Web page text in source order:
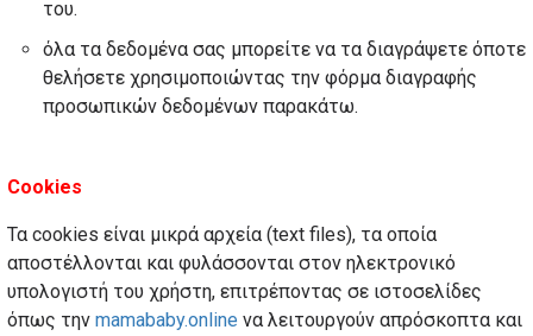
του.
όλα τα δεδομένα σας μπορείτε να τα διαγράψετε όποτε
θελήσετε χρησιμοποιώντας την φόρμα διαγραφής
προσωπικών δεδομένων παρακάτω.
Cookies
Τα cookies είναι μικρά αρχεία (text files), τα οποία
απoστέλλονται και φυλάσσονται στον ηλεκτρονικό
υπολογιστή του χρήστη, επιτρέποντας σε ιστοσελίδες
όπως την mamababy.online να λειτουργούν απρόσκοπτα και